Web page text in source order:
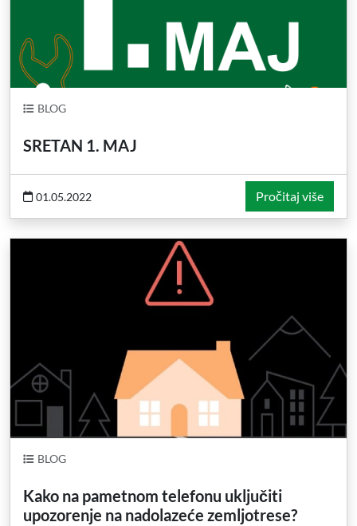
BLOG
SRETAN 1. MAJ
01.05.2022 Pročitaj više
BLOG
Kako na pametnom telefonu uključiti
upozorenje na nadolazeće zemljotrese?